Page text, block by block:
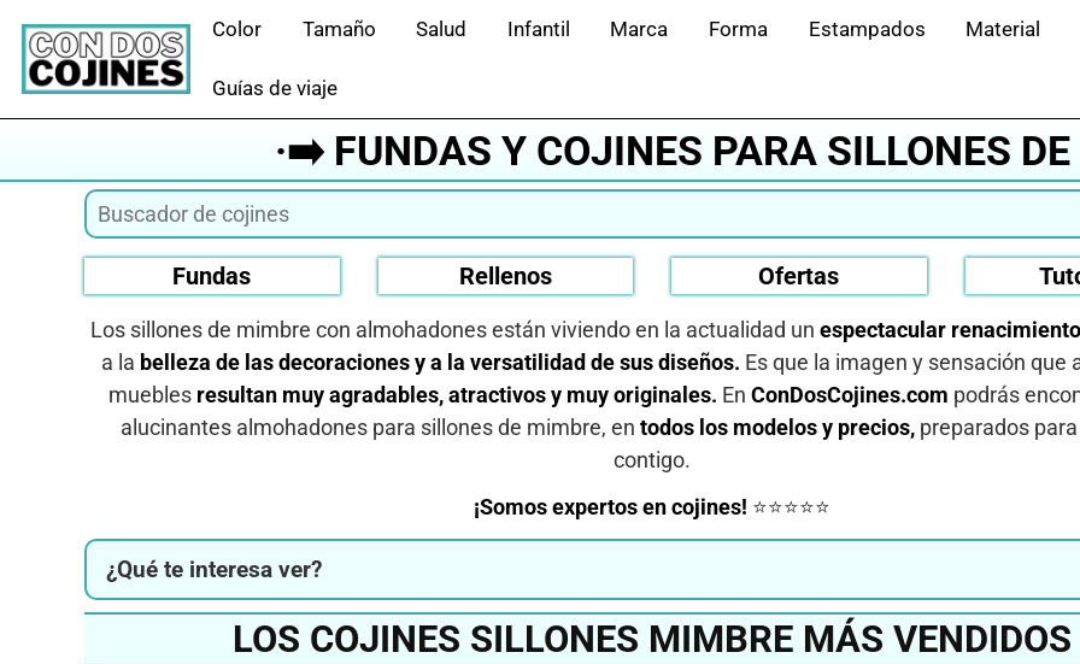
contenido
Color Tamaño Salud Infantil Marca Forma Estampados Material
Guías de viaje
·➡️ FUNDAS Y COJINES PARA SILLONES
Fundas Rellenos Ofertas
Los sillones de mimbre con almohadones están viviendo en la actualidad un espectacular
a la belleza de las decoraciones y a la versatilidad de sus diseños. Es que la imagen y sensación que
muebles resultan muy agradables, atractivos y muy originales. En ConDosCojines.com podrás
alucinantes almohadones para sillones de mimbre, en todos los modelos y precios,preparados
contigo.
¡Somos expertos en cojines! ⭐⭐⭐⭐⭐
¿Qué te interesa ver?
LOS COJINES SILLONES MIMBRE MÁS VENDIDOS